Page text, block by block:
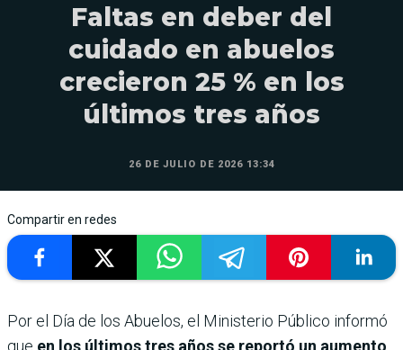
Faltas en deber del
cuidado en abuelos
crecieron 25 % en los
últimos tres años
26 DE JULIO DE 2026 13:34
Compartir en redes
Por el Día de los Abuelos, el Ministerio Público informó
que en los últimos tres años se reportó un aumento